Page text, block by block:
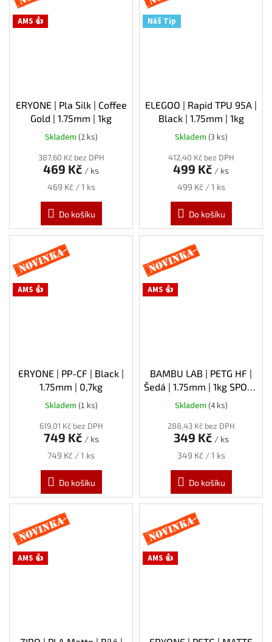
AMS 👍
ERYONE | Pla Silk | Coffee
Gold | 1.75mm | 1kg
Skladem (2 ks)
387,60 Kč bez DPH
469 Kč / ks
Měrná
469 Kč / 1 ks
Do košíku
Náš Tip
ELEGOO | Rapid TPU 95A |
Black | 1.75mm | 1kg
Skladem (3 ks)
412,40 Kč bez DPH
499 Kč / ks
Měrná
499 Kč / 1 ks
Do košíku
Novinka
AMS 👍
ERYONE | PP-CF | Black |
1.75mm | 0,7kg
Skladem (1 ks)
619,01 Kč bez DPH
749 Kč / ks
Měrná
749 Kč / 1 ks
Do košíku
Novinka
AMS 👍
BAMBU LAB | PETG HF |
Šedá | 1.75mm | 1kg SPOOL
POŠKOZENÝ OBAL
Skladem (4 ks)
288,43 Kč bez DPH
349 Kč / ks
Měrná
349 Kč / 1 ks
Do košíku
Novinka
AMS 👍
Novinka
AMS 👍